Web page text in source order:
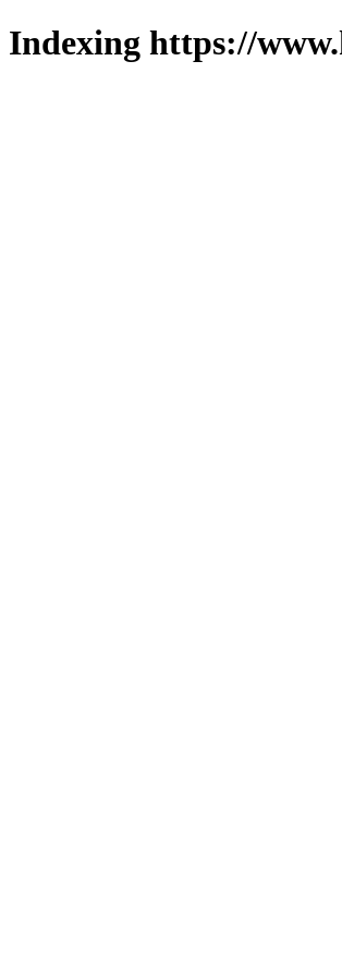
Indexing https://